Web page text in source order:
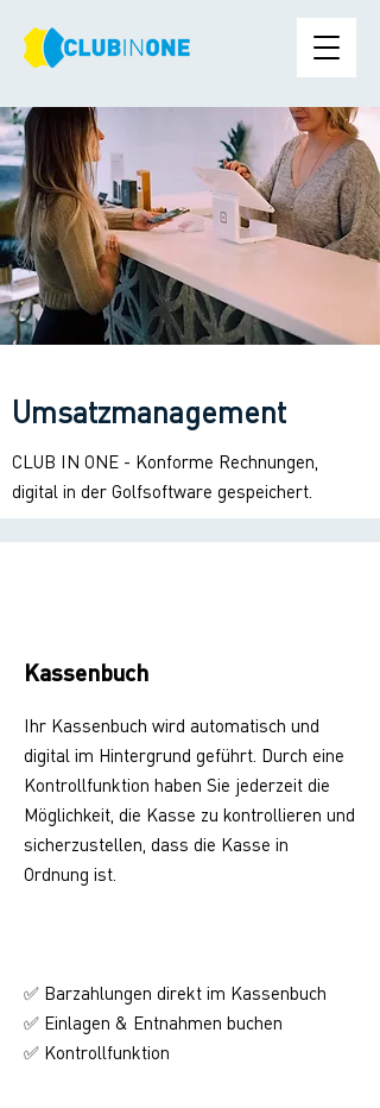
Umsatzmanagement
CLUB IN ONE - Konforme Rechnungen,
digital in der Golfsoftware gespeichert.
Kassenbuch
Ihr Kassenbuch wird automatisch und
digital im Hintergrund geführt. Durch eine
Kontrollfunktion haben Sie jederzeit die
Möglichkeit, die Kasse zu kontrollieren und
sicherzustellen, dass die Kasse in
Ordnung ist.
✅ Barzahlungen direkt im Kassenbuch
✅ Einlagen & Entnahmen buchen
✅ Kontrollfunktion